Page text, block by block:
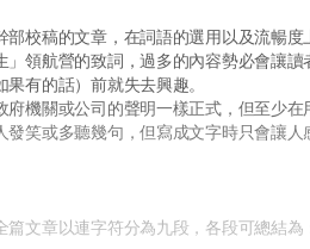
校稿的文章，在詞語的選用以及流暢度
領航營的致詞，過多的內容勢必會讓讀
有的話）前就失去興趣。
機關或公司的聲明一樣正式，但至少在
發笑或多聽幾句，但寫成文字時只會讓人
文章以連字符分為九段，各段可總結為